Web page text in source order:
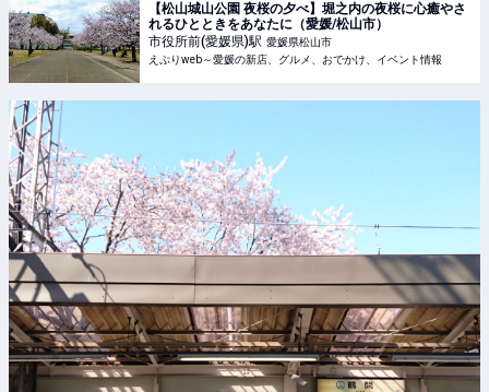
【松山城山公園 夜桜の夕べ】堀之内の夜桜に心癒やさ
れるひとときをあなたに（愛媛/松山市）
市役所前(愛媛県)駅 愛媛県松山市
えぷりweb～愛媛の新店、グルメ、おでかけ、イベント情報